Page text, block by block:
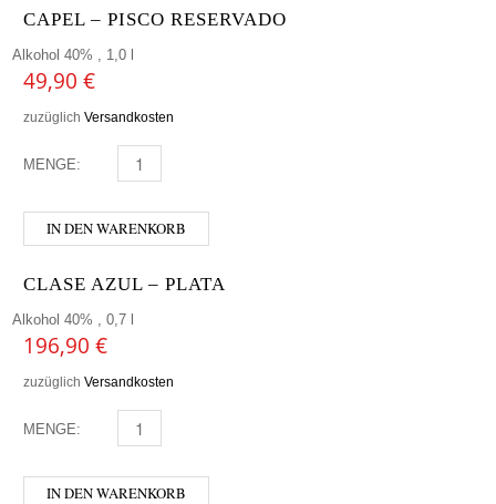
CAPEL – PISCO RESERVADO
Alkohol 40% , 1,0 l
49,90 €
zuzüglich Versandkosten
MENGE: CAPEL - PISCO RESERVADO MENGE
IN DEN WARENKORB
CLASE AZUL – PLATA
Alkohol 40% , 0,7 l
196,90 €
zuzüglich Versandkosten
MENGE: CLASE AZUL - PLATA MENGE
IN DEN WARENKORB